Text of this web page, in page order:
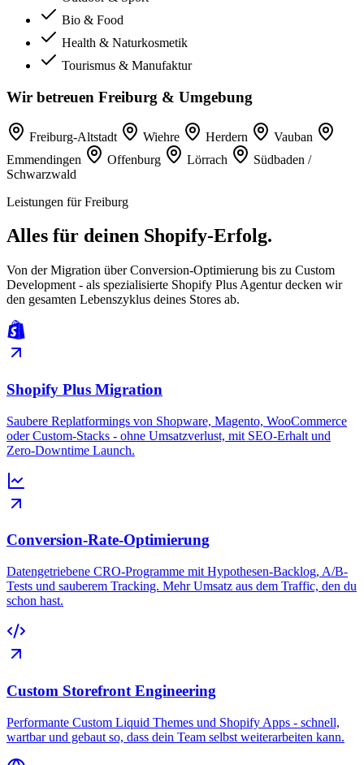
Bio & Food
Health & Naturkosmetik
Tourismus & Manufaktur
Wir betreuen Freiburg & Umgebung
Freiburg-Altstadt Wiehre Herdern
Vauban
Emmendingen
Offenburg Lörrach
Südbaden /
Schwarzwald
Leistungen für Freiburg
Alles für deinen Shopify-Erfolg.
Von der Migration über Conversion-Optimierung bis zu Custom
Development - als spezialisierte Shopify Plus Agentur decken wir
den gesamten Lebenszyklus deines Stores ab.
Shopify Plus Migration
Saubere Replatformings von Shopware, Magento, WooCommerce
oder Custom-Stacks - ohne Umsatzverlust, mit SEO-Erhalt und
Zero-Downtime Launch.
Conversion-Rate-Optimierung
Datengetriebene CRO-Programme mit Hypothesen-Backlog, A/B-
Tests und sauberem Tracking. Mehr Umsatz aus dem Traffic, den du
schon hast.
Custom Storefront Engineering
Performante Custom Liquid Themes und Shopify Apps - schnell,
wartbar und gebaut so, dass dein Team selbst weiterarbeiten kann.